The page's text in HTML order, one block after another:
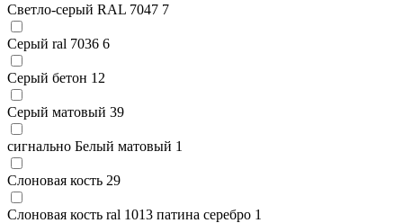
Светло-серый RAL 7047 7
Серый ral 7036 6
Серый бетон 12
Серый матовый 39
сигнально Белый матовый 1
Слоновая кость 29
Слоновая кость ral 1013 патина серебро 1